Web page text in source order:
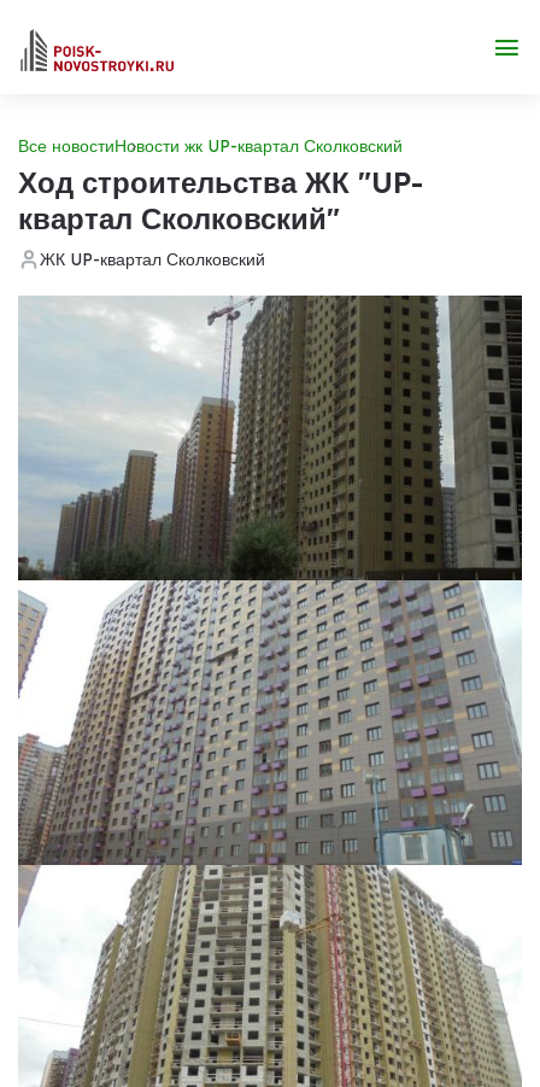
Все новостиНовости жк UP-квартал Сколковский
Ход строительства ЖК "UP-
квартал Сколковский"
ЖК UP-квартал Сколковский